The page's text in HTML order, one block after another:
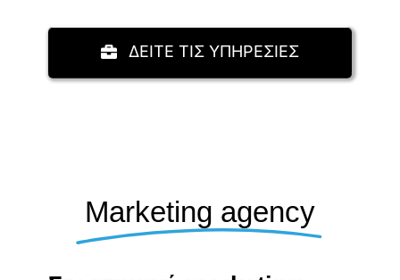
ΔΕΙΤΕ ΤΙΣ ΥΠΗΡΕΣΙΕΣ
Marketing agency